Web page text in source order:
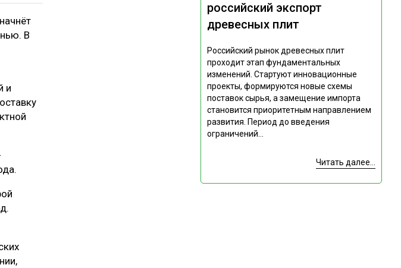
В
и
российский экспорт
древесных плит
Российский рынок древесных плит
проходит этап фундаментальных
изменений. Стартуют инновационные
проекты, формируются новые схемы
поставок сырья, а замещение импорта
становится приоритетным направлением
развития. Период до введения
ограничений...
Читать далее...